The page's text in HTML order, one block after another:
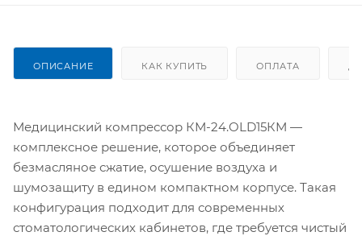
ОПИСАНИЕ КАК КУПИТЬ ОПЛАТА
Медицинский компрессор КМ-24.OLD15КМ —
комплексное решение, которое объединяет
безмасляное сжатие, осушение воздуха и
шумозащиту в едином компактном корпусе. Такая
конфигурация подходит для современных
стоматологических кабинетов, где требуется чистый